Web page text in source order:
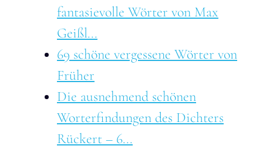
fantasievolle Wörter von Max
Geißl...
69 schöne vergessene Wörter von
Früher
Die ausnehmend schönen
Worterfindungen des Dichters
Rückert – 6...